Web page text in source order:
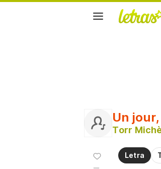
Un
Torr
Letra
Agregar
favoritos
Agregar